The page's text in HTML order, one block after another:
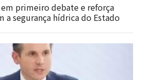
em primeiro debate e reforça
a segurança hídrica do Estado